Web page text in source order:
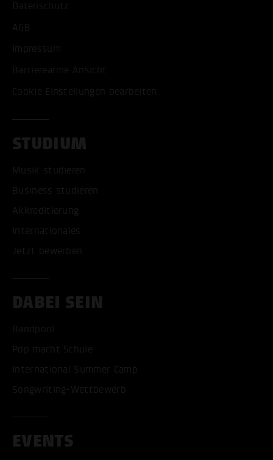
Datenschutz
AGB
Impressum
Barrierearme Ansicht
Cookie Einstellungen bearbeiten
STUDIUM
Musik studieren
Business studieren
Akkreditierung
Internationales
Jetzt bewerben
DABEI SEIN
Bandpool
Pop macht Schule
International Summer Camp
Songwriting-Wettbewerb
EVENTS